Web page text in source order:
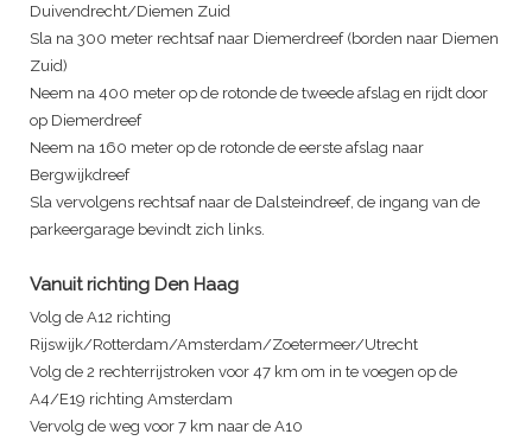
Duivendrecht/Diemen Zuid
Sla na 300 meter rechtsaf naar Diemerdreef (borden naar Diemen
Zuid)
Neem na 400 meter op de rotonde de tweede afslag en rijdt door
op Diemerdreef
Neem na 160 meter op de rotonde de eerste afslag naar
Bergwijkdreef
Sla vervolgens rechtsaf naar de Dalsteindreef, de ingang van de
parkeergarage bevindt zich links.
Vanuit richting Den Haag
Volg de A12 richting
Rijswijk/Rotterdam/Amsterdam/Zoetermeer/Utrecht
Volg de 2 rechterrijstroken voor 47 km om in te voegen op de
A4/E19 richting Amsterdam
Vervolg de weg voor 7 km naar de A10